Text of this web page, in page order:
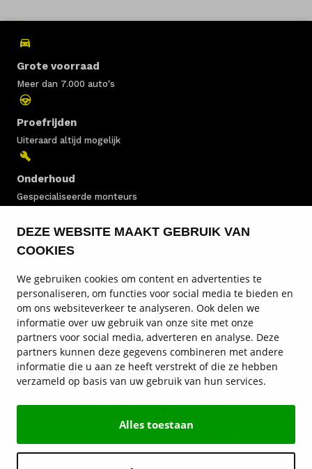
DEZE WEBSITE MAAKT GEBRUIK VAN
COOKIES
We gebruiken cookies om content en advertenties te
personaliseren, om functies voor social media te bieden en
om ons websiteverkeer te analyseren. Ook delen we
informatie over uw gebruik van onze site met onze
partners voor social media, adverteren en analyse. Deze
partners kunnen deze gegevens combineren met andere
informatie die u aan ze heeft verstrekt of die ze hebben
verzameld op basis van uw gebruik van hun services.
Alles toestaan
Grote voorraad
Meer dan 7.000 auto's
Proefrijden
Uiteraard altijd mogelijk
Onderhoud
Gespecialiseerde monteurs
Vestigingen
In heel Nederland
LOTUS VOORRAAD
LOTUS SERVICE CENTERS
LOTUS ONDERHOUD
SERVICE EN CONTACT